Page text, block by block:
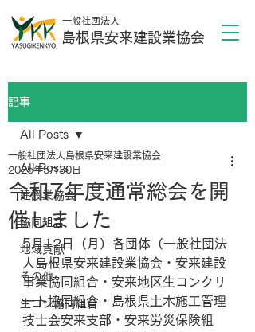
島根県安来建設業協会
一般社団法人
記事
All Posts
建設業協会
協同組合
地域貢献
その他
生コン協同組合
All Posts
令和7年度通常総会を開
催しました
一般社団法人島根県安来建設業協会
2025年5月30日
5月12日（月）各団体（一般社団法
人島根県安来建設業協会・安来建設
事業協同組合・安来地区生コンクリ
ート協同組合・島根県土木施工管理
技士会安来支部・安来労災保険組